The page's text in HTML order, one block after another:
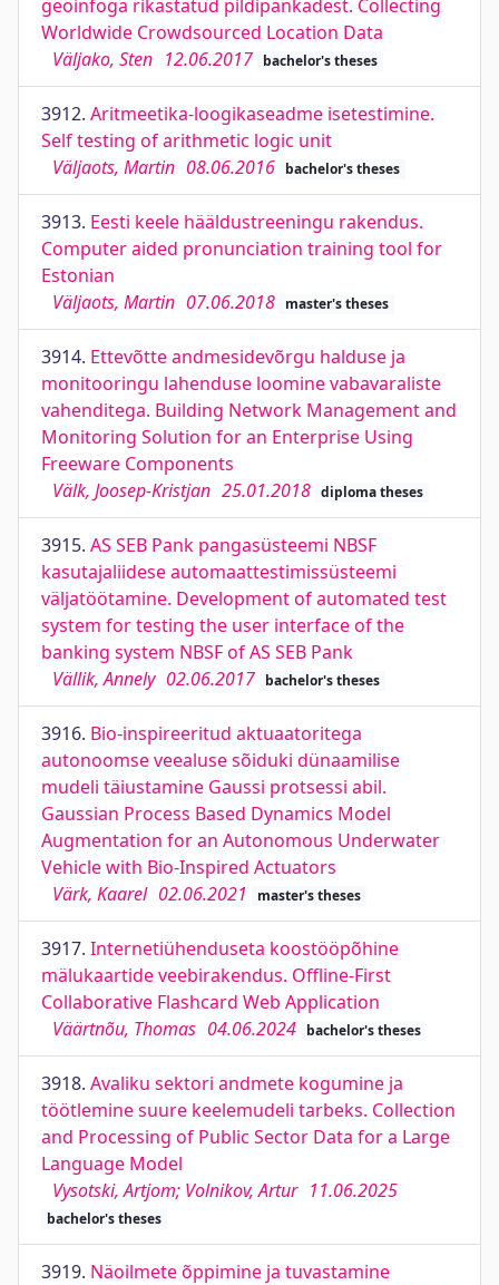
geoinfoga rikastatud pildipankadest. Collecting
Worldwide Crowdsourced Location Data
Väljako, Sten 12.06.2017 bachelor's theses
3912. Aritmeetika-loogikaseadme isetestimine.
Self testing of arithmetic logic unit
Väljaots, Martin 08.06.2016 bachelor's theses
3913. Eesti keele hääldustreeningu rakendus.
Computer aided pronunciation training tool for
Estonian
Väljaots, Martin 07.06.2018 master's theses
3914. Ettevõtte andmesidevõrgu halduse ja
monitooringu lahenduse loomine vabavaraliste
vahenditega. Building Network Management and
Monitoring Solution for an Enterprise Using
Freeware Components
Välk, Joosep-Kristjan 25.01.2018 diploma theses
3915. AS SEB Pank pangasüsteemi NBSF
kasutajaliidese automaattestimissüsteemi
väljatöötamine. Development of automated test
system for testing the user interface of the
banking system NBSF of AS SEB Pank
Vällik, Annely 02.06.2017 bachelor's theses
3916. Bio-inspireeritud aktuaatoritega
autonoomse veealuse sõiduki dünaamilise
mudeli täiustamine Gaussi protsessi abil.
Gaussian Process Based Dynamics Model
Augmentation for an Autonomous Underwater
Vehicle with Bio-Inspired Actuators
Värk, Kaarel 02.06.2021 master's theses
3917. Internetiühenduseta koostööpõhine
mälukaartide veebirakendus. Offline-First
Collaborative Flashcard Web Application
Väärtnõu, Thomas 04.06.2024 bachelor's theses
3918. Avaliku sektori andmete kogumine ja
töötlemine suure keelemudeli tarbeks. Collection
and Processing of Public Sector Data for a Large
Language Model
Vysotski, Artjom; Volnikov, Artur 11.06.2025
bachelor's theses
3919. Näoilmete õppimine ja tuvastamine